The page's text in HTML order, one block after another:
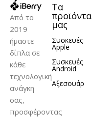
Από το
2019
ήμαστε
δίπλα σε
κάθε
τεχνολογική
ανάγκη
σας,
προσφέροντας
Τα
προϊόντα
μας
Συσκευές
Apple
Συσκευές
Android
Αξεσουάρ